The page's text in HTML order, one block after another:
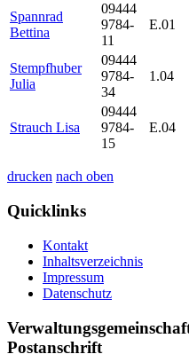
Spannrad
Bettina
09444
9784-
11
E.01
Stempfhuber
Julia
09444
9784-
34
1.04
Strauch Lisa
09444
9784-
15
E.04
drucken nach oben
Quicklinks
Kontakt
Inhaltsverzeichnis
Impressum
Datenschutz
Postanschrift